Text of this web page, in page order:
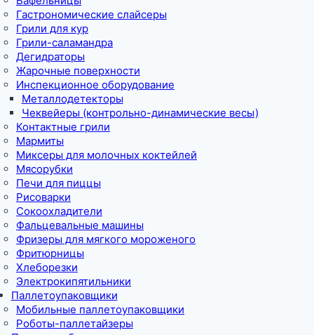
Гастрономические слайсеры
Грили для кур
Грили-саламандра
Дегидраторы
Жарочные поверхности
Инспекционное оборудование
Металлодетекторы
Чеквейеры (контрольно-динамические весы)
Контактные грили
Мармиты
Миксеры для молочных коктейлей
Мясорубки
Печи для пиццы
Рисоварки
Сокоохладители
Фальцевальные машины
Фризеры для мягкого мороженого
Фритюрницы
Хлеборезки
Электрокипятильники
Паллетоупаковщики
Мобильные паллетоупаковщики
Роботы-паллетайзеры